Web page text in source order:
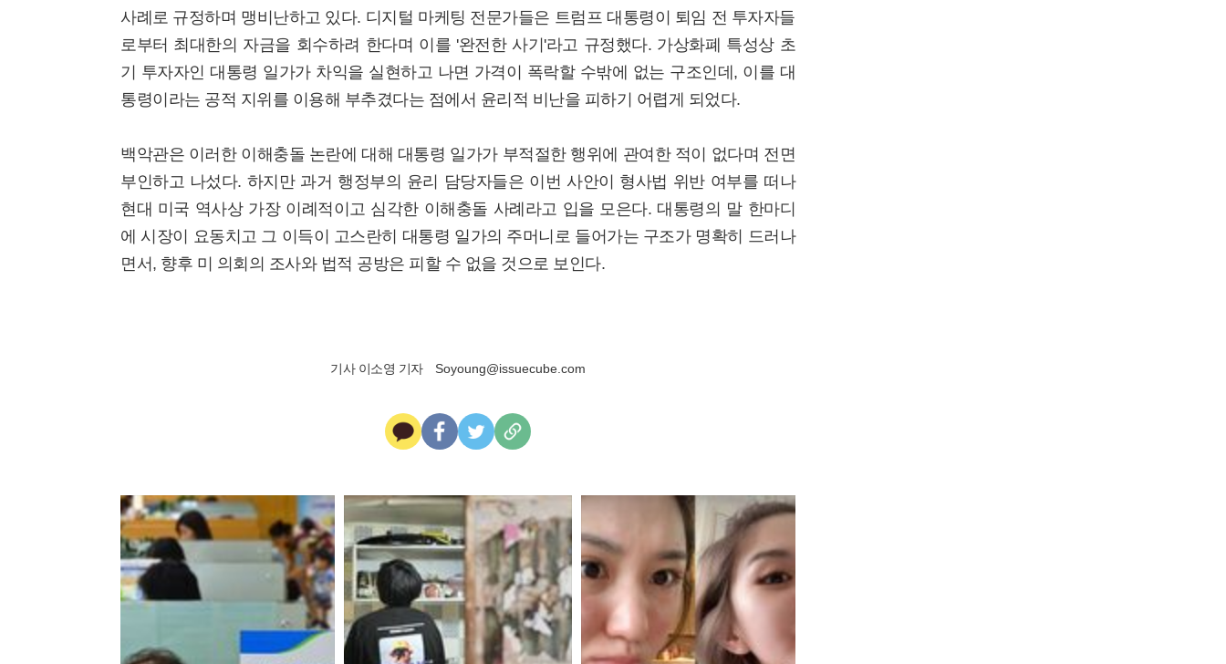
사례로 규정하며 맹비난하고 있다. 디지털 마케팅 전문가들은 트럼프 대통령이 퇴임 전 투자자들
로부터 최대한의 자금을 회수하려 한다며 이를 '완전한 사기'라고 규정했다. 가상화폐 특성상 초
기 투자자인 대통령 일가가 차익을 실현하고 나면 가격이 폭락할 수밖에 없는 구조인데, 이를 대
통령이라는 공적 지위를 이용해 부추겼다는 점에서 윤리적 비난을 피하기 어렵게 되었다.
백악관은 이러한 이해충돌 논란에 대해 대통령 일가가 부적절한 행위에 관여한 적이 없다며 전면
부인하고 나섰다. 하지만 과거 행정부의 윤리 담당자들은 이번 사안이 형사법 위반 여부를 떠나
현대 미국 역사상 가장 이례적이고 심각한 이해충돌 사례라고 입을 모은다. 대통령의 말 한마디
에 시장이 요동치고 그 이득이 고스란히 대통령 일가의 주머니로 들어가는 구조가 명확히 드러나
면서, 향후 미 의회의 조사와 법적 공방은 피할 수 없을 것으로 보인다.
기사 이소영 기자 Soyoung@issuecube.com
톡
북
복
사